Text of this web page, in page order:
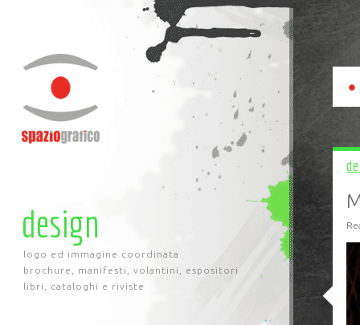
design
logo ed immagine coordinata
brochure, manifesti, volantini, espositori
libri, cataloghi e riviste